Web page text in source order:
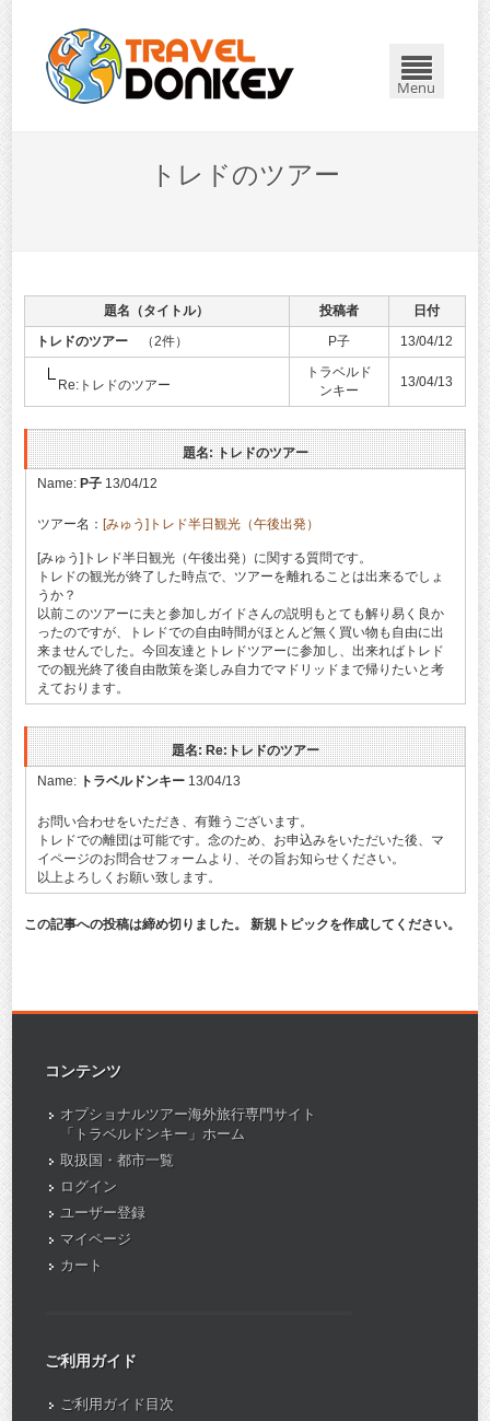
Menu
トレドのツアー
題名（タイトル） 投稿者
日付
トレドのツアー（2件） P子 13/04/12
Re:トレドのツアー
トラベルド
ンキー
13/04/13
題名: トレドのツアー
Name: P子13/04/12
ツアー名： [みゅう]トレド半日観光（午後出発）
[みゅう]トレド半日観光（午後出発）に関する質問です。
トレドの観光が終了した時点で、ツアーを離れることは出来るでしょ
うか？
以前このツアーに夫と参加しガイドさんの説明もとても解り易く良か
ったのですが、トレドでの自由時間がほとんど無く買い物も自由に出
来ませんでした。今回友達とトレドツアーに参加し、出来ればトレド
での観光終了後自由散策を楽しみ自力でマドリッドまで帰りたいと考
えております。
題名: Re:トレドのツアー
Name:
トラベルドンキー13/04/13
お問い合わせをいただき、有難うございます。
トレドでの離団は可能です。念のため、お申込みをいただいた後、マ
イページのお問合せフォームより、その旨お知らせください。
以上よろしくお願い致します。
この記事への投稿は締め切りました。 新規トピックを作成してください。
コンテンツ
オプショナルツアー海外旅行専門サイト
「トラベルドンキー」ホーム
取扱国・都市一覧
ログイン
ユーザー登録
マイページ
カート
ご利用ガイド
ご利用ガイド目次